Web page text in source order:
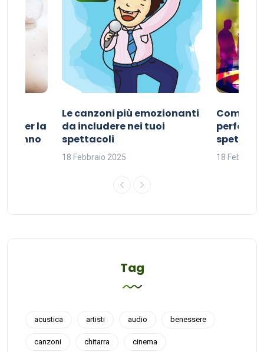
per la
sonno
Le canzoni più emozionanti
da includere nei tuoi
spettacoli
18 Febbraio 2025
Come
perfetta
18 Febbraio
Tag
acustica artisti audio benessere
canzoni chitarra cinema